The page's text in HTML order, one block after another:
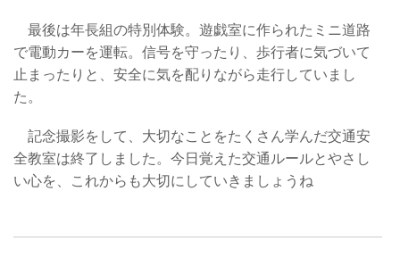
最後は年長組の特別体験。遊戯室に作られたミニ道路
で電動カーを運転。信号を守ったり、歩行者に気づいて
止まったりと、安全に気を配りながら走行していまし
た。
記念撮影をして、大切なことをたくさん学んだ交通安
全教室は終了しました。今日覚えた交通ルールとやさし
い心を、これからも大切にしていきましょうね